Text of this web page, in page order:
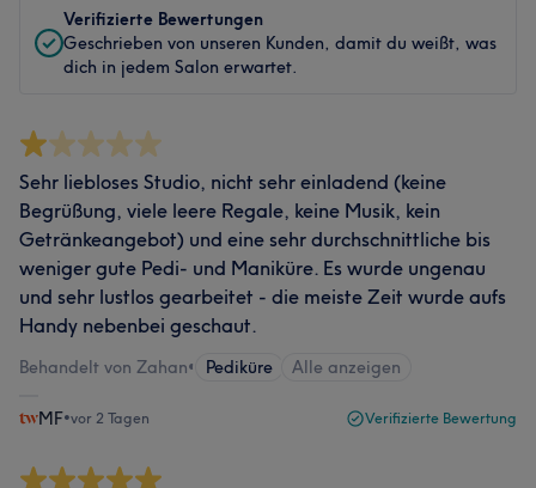
Verifizierte Bewertungen
Geschrieben von unseren Kunden, damit du weißt, was
dich in jedem Salon erwartet.
Sehr liebloses Studio, nicht sehr einladend (keine
Begrüßung, viele leere Regale, keine Musik, kein
Getränkeangebot) und eine sehr durchschnittliche bis
weniger gute Pedi- und Maniküre. Es wurde ungenau
und sehr lustlos gearbeitet - die meiste Zeit wurde aufs
Handy nebenbei geschaut.
Behandelt von Zahan• Pediküre Alle anzeigen
MF•vor 2 Tagen Verifizierte Bewertung